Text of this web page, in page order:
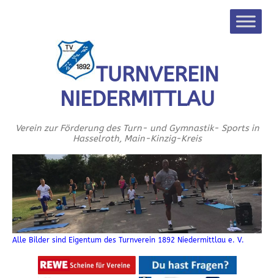
TURNVEREIN
NIEDERMITTLAU
Verein zur Förderung des Turn- und Gymnastik- Sports in
Hasselroth, Main-Kinzig-Kreis
Alle Bilder sind Eigentum des Turnverein 1892 Niedermittlau e. V.